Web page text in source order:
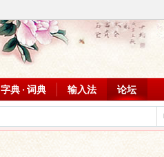
字典 · 词典 输入法 论坛